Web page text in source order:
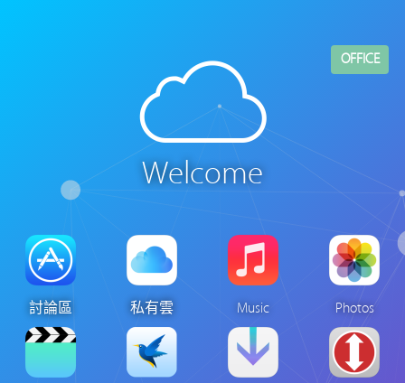
Welcome
討論區 私有雲 Music Photos